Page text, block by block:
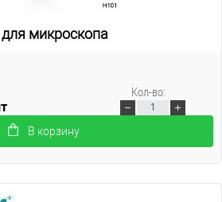
микроскопа
В корзину
Кол-во: